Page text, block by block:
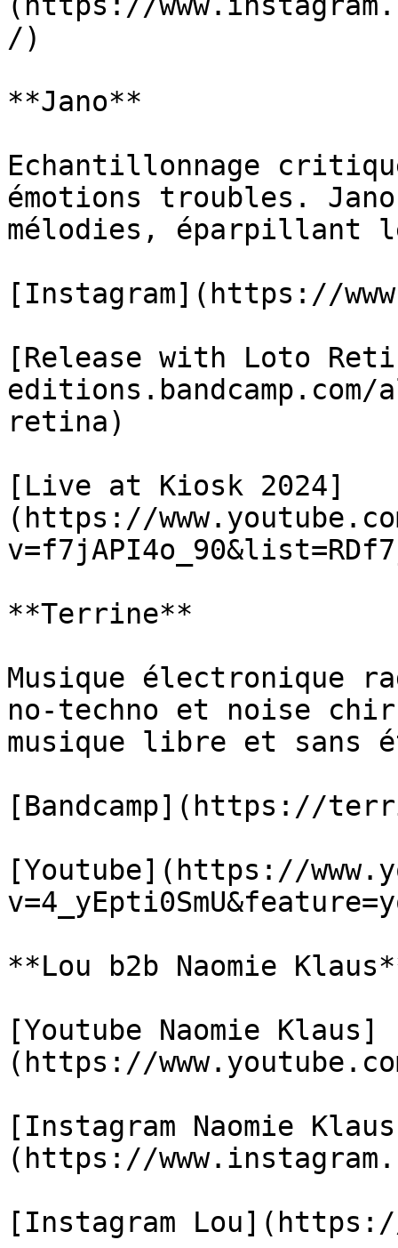
/)
**Jano**
Echantillonnage
émotions troubles.
mélodies, éparpillant
[Instagram](https://
[Release with Loto
retina)
[Live at Kiosk 2024]
(https://
**Terrine**
Musique électronique
no-techno et noise
musique libre et sans
[Bandcamp](https://
[Youtube](https://
**Lou b2b Naomie
[Youtube Naomie Klaus]
(https://
[Instagram Naomie
(https://
[Instagram